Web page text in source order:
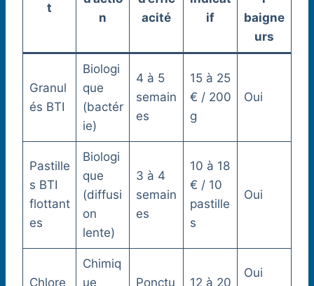
t
n
acité
if
baigne
urs
Granul
és BTI
Biologi
que
(bactér
ie)
4 à 5
semain
es
15 à 25
€ / 200
g
Oui
Pastille
s BTI
flottant
es
Biologi
que
(diffusi
on
lente)
3 à 4
semain
es
10 à 18
€ / 10
pastille
s
Oui
Chlore
Chimiq
ue
Ponctu
12 à 20
Oui